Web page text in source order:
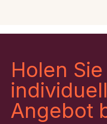
Holen
Angebot